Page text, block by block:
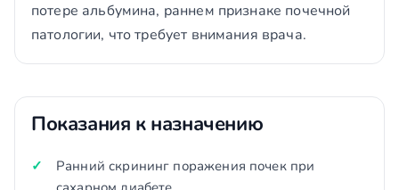
потере альбумина, раннем признаке почечной
патологии, что требует внимания врача.
Показания к назначению
Ранний скрининг поражения почек при